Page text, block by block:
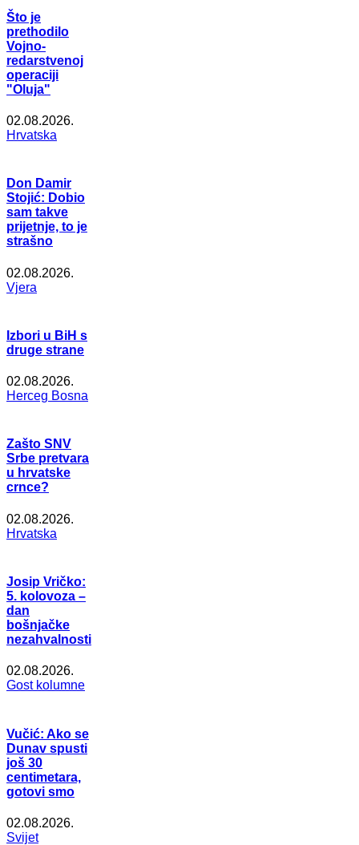
Što je
prethodilo
Vojno-
redarstvenoj
operaciji
"Oluja"
02.08.2026.
Hrvatska
Don Damir
Stojić: Dobio
sam takve
prijetnje, to je
strašno
02.08.2026.
Vjera
Izbori u BiH s
druge strane
02.08.2026.
Herceg Bosna
Zašto SNV
Srbe pretvara
u hrvatske
crnce?
02.08.2026.
Hrvatska
Josip Vričko:
5. kolovoza –
dan
bošnjačke
nezahvalnosti
02.08.2026.
Gost kolumne
Vučić: Ako se
Dunav spusti
još 30
centimetara,
gotovi smo
02.08.2026.
Svijet